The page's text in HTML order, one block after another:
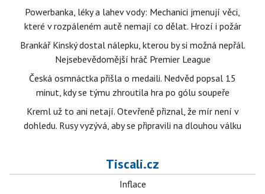
Powerbanka, léky a lahev vody: Mechanici jmenují věci,
které v rozpáleném autě nemají co dělat. Hrozí i požár
Brankář Kinský dostal nálepku, kterou by si možná nepřál.
Nejsebevědomější hráč Premier League
Česká osmnáctka přišla o medaili. Nedvěd popsal 15
minut, kdy se týmu zhroutila hra po gólu soupeře
Kreml už to ani netají. Otevřeně přiznal, že mír není v
dohledu. Rusy vyzývá, aby se připravili na dlouhou válku
Tiscali.cz
Inflace